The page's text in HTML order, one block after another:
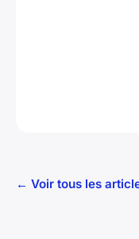
← Voir tous les